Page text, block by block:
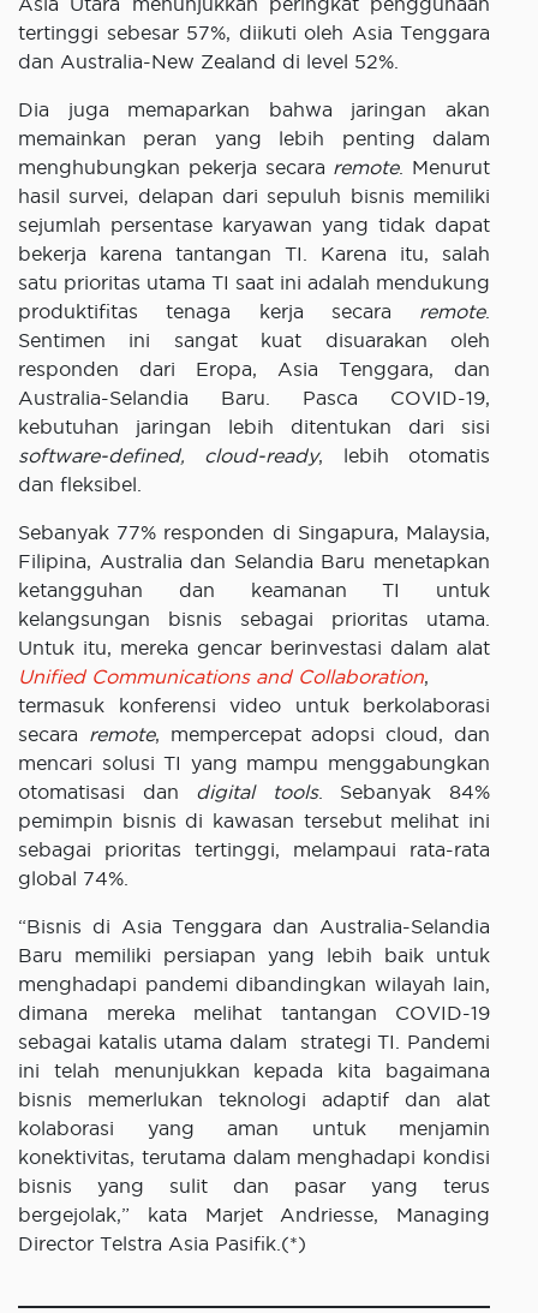
tertinggi sebesar 57%, diikuti oleh Asia Tenggara
dan Australia-New Zealand di level 52%.
Dia juga memaparkan bahwa jaringan akan
memainkan peran yang lebih penting dalam
menghubungkan pekerja secara remote. Menurut
hasil survei, delapan dari sepuluh bisnis memiliki
sejumlah persentase karyawan yang tidak dapat
bekerja karena tantangan TI. Karena itu, salah
satu prioritas utama TI saat ini adalah mendukung
produktifitas tenaga kerja secara remote.
Sentimen ini sangat kuat disuarakan oleh
responden dari Eropa, Asia Tenggara, dan
Australia-Selandia Baru. Pasca COVID-19,
kebutuhan jaringan lebih ditentukan dari sisi
software-defined, cloud-ready, lebih otomatis
dan fleksibel.
Sebanyak 77% responden di Singapura, Malaysia,
Filipina, Australia dan Selandia Baru menetapkan
ketangguhan dan keamanan TI untuk
kelangsungan bisnis sebagai prioritas utama.
Untuk itu, mereka gencar berinvestasi dalam alat
Unified Communications and Collaboration,
termasuk konferensi video untuk berkolaborasi
secara remote, mempercepat adopsi cloud, dan
mencari solusi TI yang mampu menggabungkan
otomatisasi dan digital tools. Sebanyak 84%
pemimpin bisnis di kawasan tersebut melihat ini
sebagai prioritas tertinggi, melampaui rata-rata
global 74%.
“Bisnis di Asia Tenggara dan Australia-Selandia
Baru memiliki persiapan yang lebih baik untuk
menghadapi pandemi dibandingkan wilayah lain,
dimana mereka melihat tantangan COVID-19
sebagai katalis utama dalam strategi TI. Pandemi
ini telah menunjukkan kepada kita bagaimana
bisnis memerlukan teknologi adaptif dan alat
kolaborasi yang aman untuk menjamin
konektivitas, terutama dalam menghadapi kondisi
bisnis yang sulit dan pasar yang terus
bergejolak,” kata Marjet Andriesse, Managing
Director Telstra Asia Pasifik.(*)